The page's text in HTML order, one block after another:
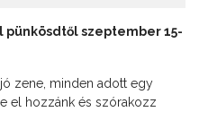
pünkösdtől szeptember 15-
zene, minden adott egy
el hozzánk és szórakozz